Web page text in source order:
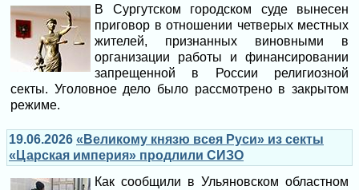
В Сургутском городском суде вынесен
приговор в отношении четверых местных
жителей, признанных виновными в
организации работы и финансировании
запрещенной в России религиозной
секты. Уголовное дело было рассмотрено в закрытом
режиме.
19.06.2026 «Великому князю всея Руси» из секты
«Царская империя» продлили СИЗО
Как сообщили в Ульяновском областном